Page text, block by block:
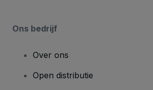
Ons bedrijf
Over ons
Open distributie